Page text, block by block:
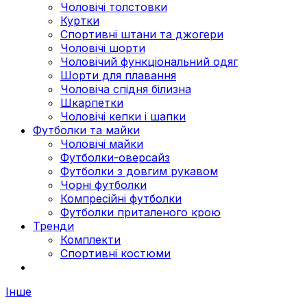
Чоловічі толстовки
Куртки
Спортивні штани та джогери
Чоловічі шорти
Чоловічий функціональний одяг
Шорти для плавання
Чоловіча спідня білизна
Шкарпетки
Чоловічі кепки і шапки
Футболки та майки
Чоловічі майки
Футболки-оверсайз
Футболки з довгим рукавом
Чорні футболки
Компресійні футболки
Футболки приталеного крою
Тренди
Комплекти
Спортивні костюми
Інше